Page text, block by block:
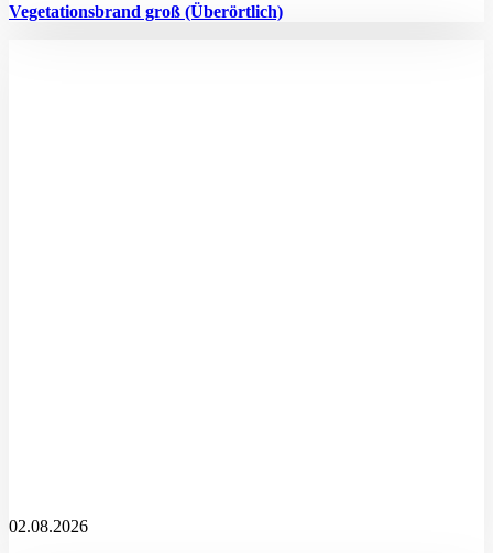
Vegetationsbrand groß (Überörtlich)
02.08.2026